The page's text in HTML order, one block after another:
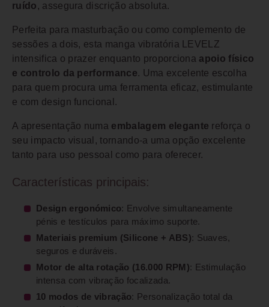
ruído , assegura discrição absoluta.
Perfeita para masturbação ou como complemento de
sessões a dois, esta manga vibratória LEVELZ
intensifica o prazer enquanto proporciona apoio físico
e controlo da performance. Uma excelente escolha
para quem procura uma ferramenta eficaz, estimulante
e com design funcional.
A apresentação numa embalagem elegante reforça o
seu impacto visual, tornando-a uma opção excelente
tanto para uso pessoal como para oferecer.
Características principais:
Design ergonómico: Envolve simultaneamente
pénis e testículos para máximo suporte.
Materiais premium (Silicone + ABS): Suaves,
seguros e duráveis.
Motor de alta rotação (16.000 RPM): Estimulação
intensa com vibração focalizada.
10 modos de vibração: Personalização total da